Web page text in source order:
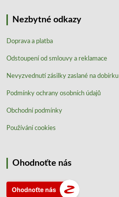
Nezbytné odkazy
Doprava a platba
Odstoupení od smlouvy a reklamace
Nevyzvednutí zásilky zaslané na dobírku
Podmínky ochrany osobních údajů
Obchodní podmínky
Používání cookies
Ohodnoťte nás